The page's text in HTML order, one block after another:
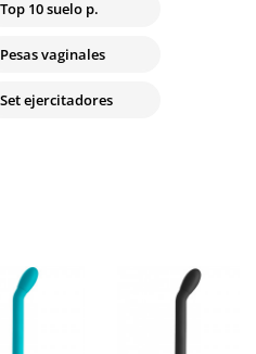
Top 10 suelo p.
Pesas vaginales
Set ejercitadores